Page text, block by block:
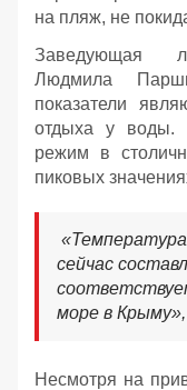
на пляж, не
Заведующая
Людмила
показатели
отдыха у воды.
режим в
пиковых
сейчас
море в
Несмотря на